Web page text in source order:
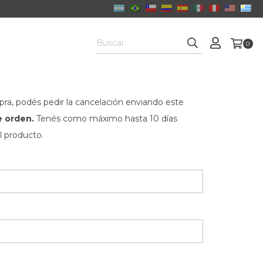
0
podés pedir la cancelación enviando este
orden.Tenés como máximo hasta 10 días
producto.